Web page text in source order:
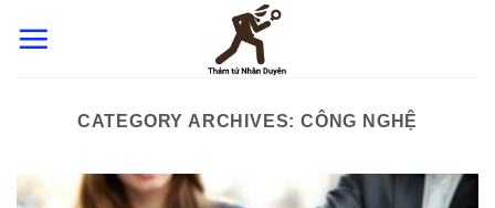
CATEGORY ARCHIVES: CÔNG NGHỆ